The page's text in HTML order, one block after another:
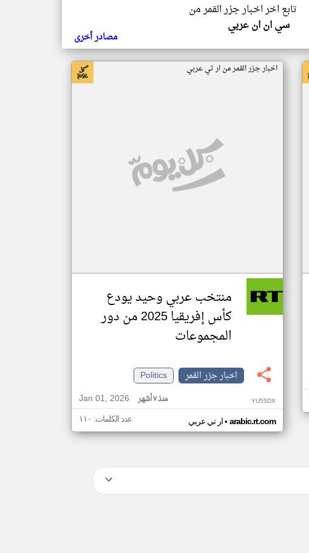
تابع اخر اخبار جزر القمر من
سي ان ان عربي
مصادر أخرى
اخبار جزر القمر من ار تي عربي
منتخب عربي وحيد يودع
كأس إفريقيا 2025 من دور
المجموعات
اخبار جزر القمر
Politics
Jan 01, 2026
منذ ٧ أشهر YU55DX
ار تي عربي• arabic.rt.com عدد الكلمات: ١١٠